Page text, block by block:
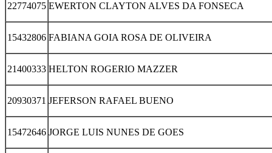
22774075 EWERTON CLAYTON ALVES DA FONSECA
15432806 FABIANA GOIA ROSA DE OLIVEIRA
21400333 HELTON ROGERIO MAZZER
20930371 JEFERSON RAFAEL BUENO
15472646 JORGE LUIS NUNES DE GOES